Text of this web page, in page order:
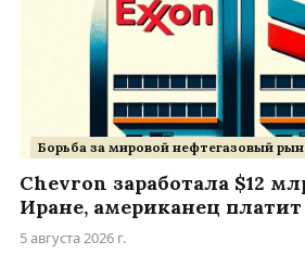
Борьба за мировой нефтегазовый
Chevron заработала $12
Иране, американец платит
5 августа 2026 г.